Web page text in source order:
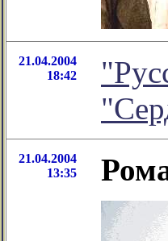
21.04.2004
18:42
21.04.2004
13:35